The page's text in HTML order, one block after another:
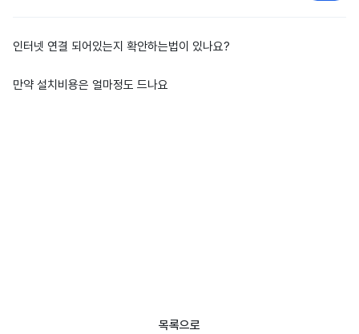
인터넷 연결 되어있는지 확안하는법이 있나요?
만약 설치비용은 얼마정도 드나요
목록으로